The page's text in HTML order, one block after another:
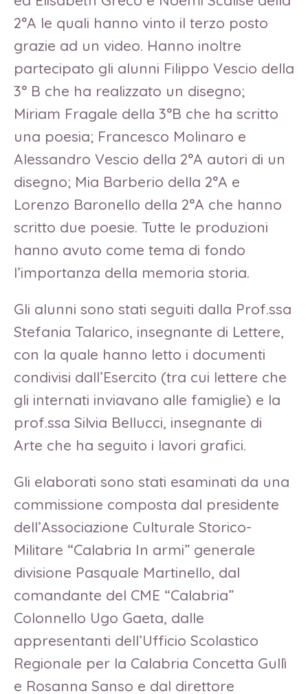
2°A le quali hanno vinto il terzo posto
grazie ad un video. Hanno inoltre
partecipato gli alunni Filippo Vescio della
3° B che ha realizzato un disegno;
Miriam Fragale della 3°B che ha scritto
una poesia; Francesco Molinaro e
Alessandro Vescio della 2°A autori di un
disegno; Mia Barberio della 2°A e
Lorenzo Baronello della 2°A che hanno
scritto due poesie. Tutte le produzioni
hanno avuto come tema di fondo
l’importanza della memoria storia.
Gli alunni sono stati seguiti dalla Prof.ssa
Stefania Talarico, insegnante di Lettere,
con la quale hanno letto i documenti
condivisi dall’Esercito (tra cui lettere che
gli internati inviavano alle famiglie) e la
prof.ssa Silvia Bellucci, insegnante di
Arte che ha seguito i lavori grafici.
Gli elaborati sono stati esaminati da una
commissione composta dal presidente
dell’Associazione Culturale Storico-
Militare “Calabria In armi” generale
divisione Pasquale Martinello, dal
comandante del CME “Calabria”
Colonnello Ugo Gaeta, dalle
appresentanti dell’Ufficio Scolastico
Regionale per la Calabria Concetta Gullì
e Rosanna Sanso e dal direttore